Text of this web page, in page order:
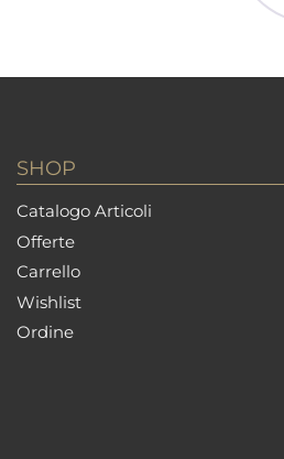
SHOP
Catalogo Articoli
Offerte
Carrello
Wishlist
Ordine